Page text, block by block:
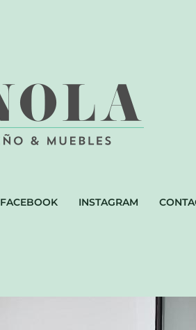
FACEBOOK INSTAGRAM